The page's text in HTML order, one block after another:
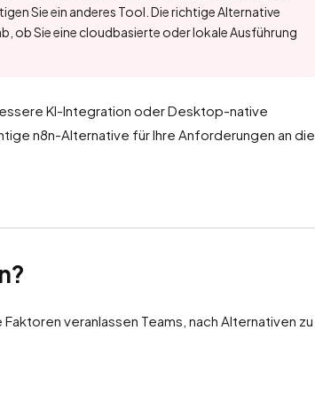
Sie ein anderes Tool. Die richtige Alternative
ob Sie eine cloudbasierte oder lokale Ausführung
KI-Integration oder Desktop-native
n8n-Alternative für Ihre Anforderungen an die
veranlassen Teams, nach Alternativen zu